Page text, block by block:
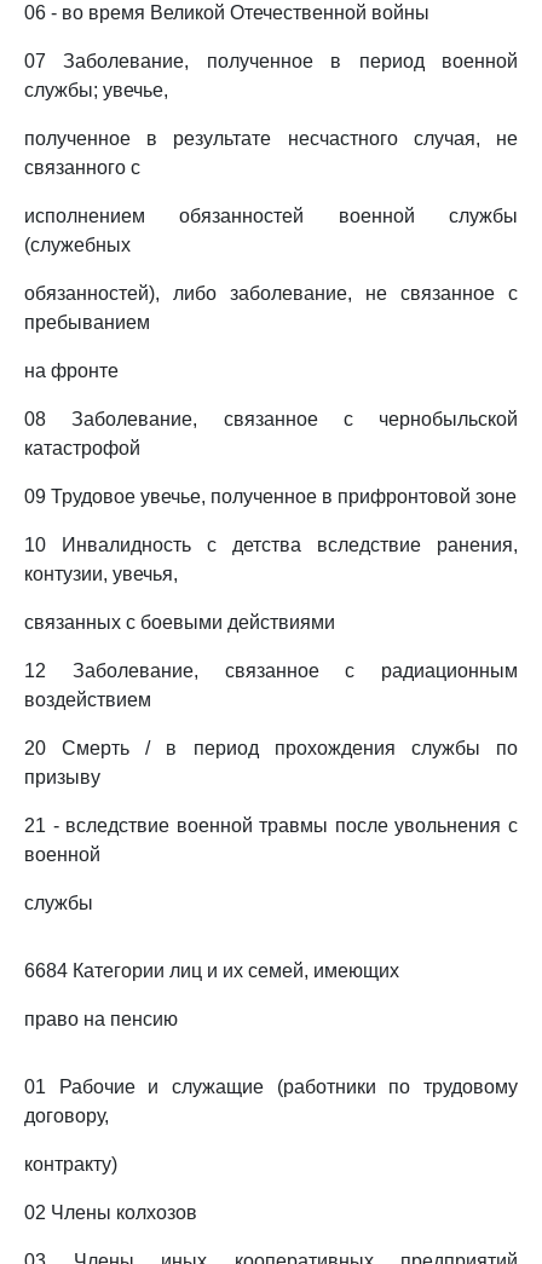
06 - во время Великой Отечественной войны
07 Заболевание, полученное в период военной
службы; увечье,
полученное в результате несчастного случая, не
связанного с
исполнением обязанностей военной службы
(служебных
обязанностей), либо заболевание, не связанное с
пребыванием
на фронте
08 Заболевание, связанное с чернобыльской
катастрофой
09 Трудовое увечье, полученное в прифронтовой зоне
10 Инвалидность с детства вследствие ранения,
контузии, увечья,
связанных с боевыми действиями
12 Заболевание, связанное с радиационным
воздействием
20 Смерть / в период прохождения службы по
призыву
21 - вследствие военной травмы после увольнения с
военной
службы
6684 Категории лиц и их семей, имеющих
право на пенсию
01 Рабочие и служащие (работники по трудовому
договору,
контракту)
02 Члены колхозов